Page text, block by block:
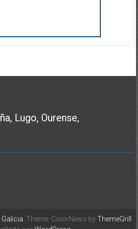
Lugo, Ourense,
Galicia . Theme: ColorNews byThemeGrill